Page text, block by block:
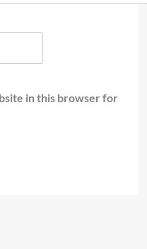
in this browser for